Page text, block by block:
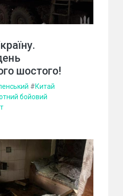
шостого!
#Китай
бойовий